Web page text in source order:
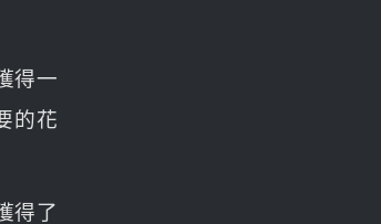
得一
的花
得了